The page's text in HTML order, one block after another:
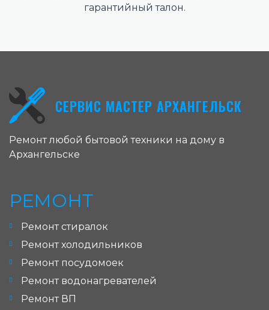
гарантийный талон.
СЕРВИС МАСТЕР АРХАНГЕЛЬСК
Ремонт любой бытовой техники на дому в
Архангельске
РЕМОНТ
Ремонт стиралок
Ремонт холодильников
Ремонт посудомоек
Ремонт водонагревателей
Ремонт ВП